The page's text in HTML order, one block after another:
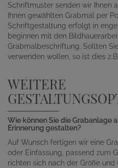
Schriftmuster senden wir Ihnen
Ihnen gewählten Grabmal per
Schriftgestaltung erfolgt in
beginnen mit den
Grabmalbeschriftung. Sollten
verwenden wollen, so ist dies
WEITERE
Wie können Sie die Grabanlage
Erinnerung gestalten?
Auf Wunsch fertigen wir eine
oder Einfassung, passend zum
richten sich nach der Größe